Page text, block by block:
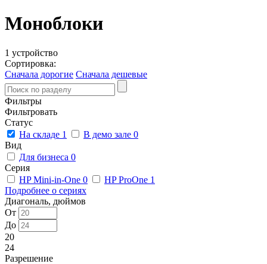
Моноблоки
1 устройство
Сортировка:
Сначала дорогие Сначала дешевые
Фильтры
Фильтровать
Статус
На складе 1 В демо зале 0
Вид
Для бизнеса 0
Серия
HP Mini-in-One 0 HP ProOne 1
Подробнее о сериях
Диагональ, дюймов
От
До
20
24
Разрешение